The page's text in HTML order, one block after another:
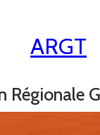
ARGT
Régionale